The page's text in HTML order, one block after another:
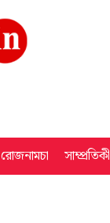
রোজনামচা সাম্প্রতিকী